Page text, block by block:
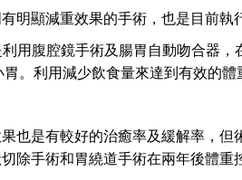
明顯減重效果的手術，也是目前執
用腹腔鏡手術及腸胃自動吻合器
胃。利用減少飲食量來達到有效的體
也是有較好的治癒率及緩解率，
除手術和胃繞道手術在兩年後體